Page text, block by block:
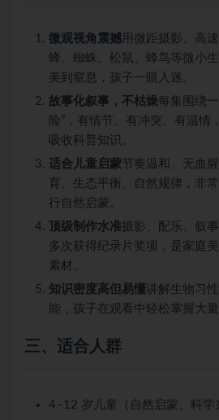
微观视角震撼 用微距摄影、高
蜂、蜘蛛、松鼠、蜂鸟等微小
美到窒息，孩子一眼入迷。
故事化叙事，不枯燥每集围绕
险”，有情节、有冲突、有温情
吸收科普知识。
适合儿童启蒙节奏温和、无血
育、生态平衡、自然规律，非
行自然启蒙。
顶级制作水准摄影、配乐、叙
多次获得纪录片奖项，是家庭
素材。
知识密度高但易懂讲解生物习
能，孩子在观看中轻松掌握大量
三、适合人群
4–12 岁儿童（自然启蒙、科学